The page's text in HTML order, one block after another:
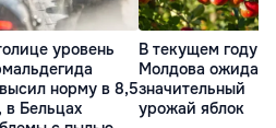
уровень
норму в 8,5
в Бельцах
В текущем году
Молдова ожидает
значительный
урожай яблок